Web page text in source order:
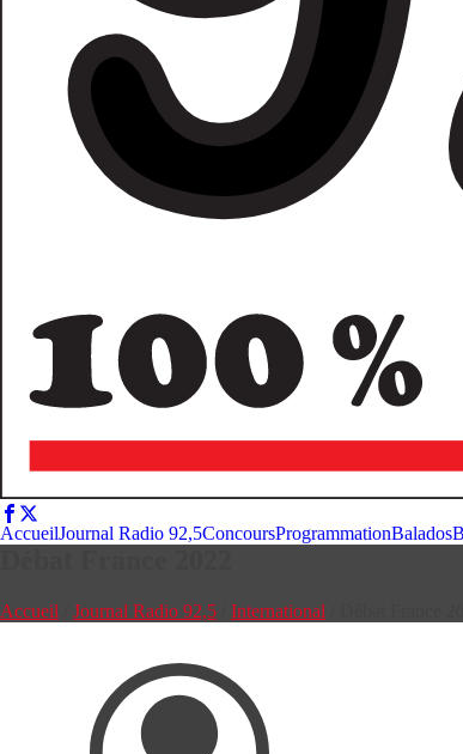
AccueilJournal Radio 92,5ConcoursProgrammationBalados
Accueil Journal Radio 92,5 International